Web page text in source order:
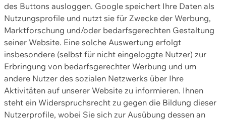
des Buttons ausloggen. Google speichert Ihre Daten als
Nutzungsprofile und nutzt sie für Zwecke der Werbung,
Marktforschung und/oder bedarfsgerechten Gestaltung
seiner Website. Eine solche Auswertung erfolgt
insbesondere (selbst für nicht eingeloggte Nutzer) zur
Erbringung von bedarfsgerechter Werbung und um
andere Nutzer des sozialen Netzwerks über Ihre
Aktivitäten auf unserer Website zu informieren. Ihnen
steht ein Widerspruchsrecht zu gegen die Bildung dieser
Nutzerprofile, wobei Sie sich zur Ausübung dessen an